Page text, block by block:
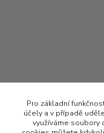
Pro základní
účely a v případě
využíváme soubory